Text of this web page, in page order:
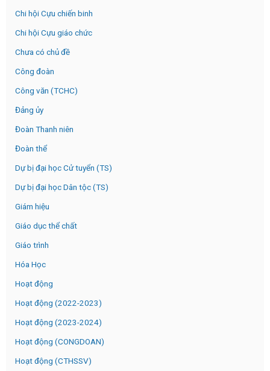
Chi hội Cựu chiến binh
Chi hội Cựu giáo chức
Chưa có chủ đề
Công đoàn
Công văn (TCHC)
Đảng ủy
Đoàn Thanh niên
Đoàn thể
Dự bị đại học Cử tuyển (TS)
Dự bị đại học Dân tộc (TS)
Giám hiệu
Giáo dục thể chất
Giáo trình
Hóa Học
Hoạt động
Hoạt động (2022-2023)
Hoạt động (2023-2024)
Hoạt động (CONGDOAN)
Hoạt động (CTHSSV)